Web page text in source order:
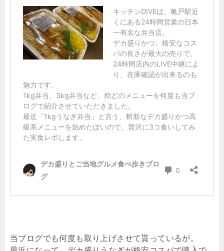
当ブログでも何度も取り上げさせて貰っているが。